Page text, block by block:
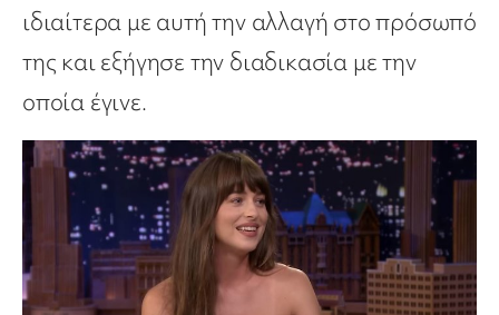
ιδιαίτερα με αυτή την αλλαγή στο πρόσωπό
της και εξήγησε την διαδικασία με την
οποία έγινε.